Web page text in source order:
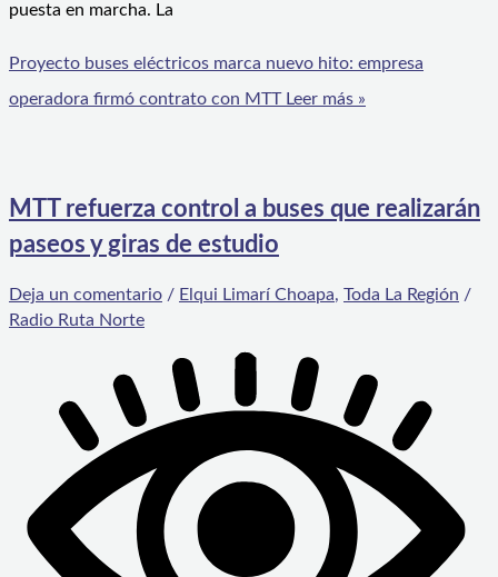
puesta en marcha. La
Proyecto buses eléctricos marca nuevo hito: empresa
operadora firmó contrato con MTTLeer más »
MTT refuerza control a buses que realizarán
paseos y giras de estudio
Deja un comentario / Elqui Limarí Choapa, Toda La Región /
Radio Ruta Norte